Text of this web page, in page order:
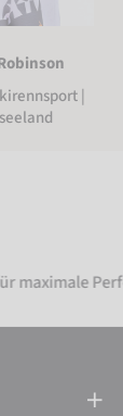
|
Performance